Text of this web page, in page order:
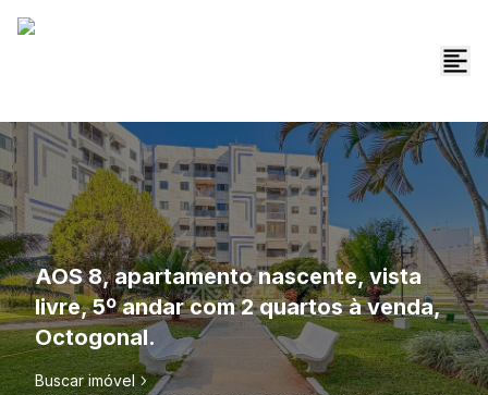
AOS 8, apartamento nascente, vista
livre, 5º andar com 2 quartos à venda,
Octogonal.
Buscar imóvel